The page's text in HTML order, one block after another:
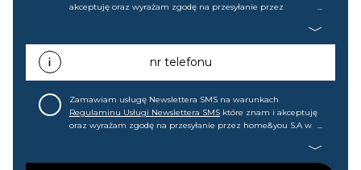
akceptuję oraz wyrażam zgodę na przesyłanie przez
promocjach, wyprzedażach). Wiem, że mogę tę zgodę w
każdej chwili cofnąć.nr telefonu
Zamawiam usługę Newslettera SMS na warunkach
Regulaminu Usługi Newslettera SMS które znam i akceptuję
oraz wyrażam zgodę na przesyłanie przez home&you S.A w
wyprzedażach). Wiem, że mogę tę zgodę w każdej chwili